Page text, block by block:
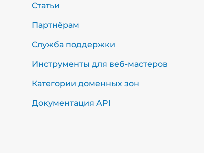
Статьи
Партнёрам
Служба поддержки
Инструменты для веб-мастеров
Категории доменных зон
Документация API